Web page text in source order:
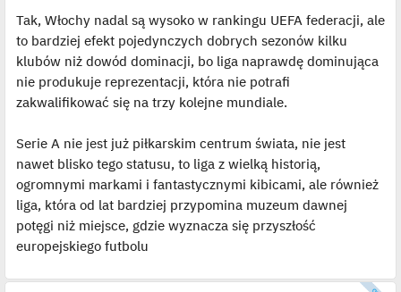
Tak, Włochy nadal są wysoko w rankingu UEFA federacji, ale
to bardziej efekt pojedynczych dobrych sezonów kilku
klubów niż dowód dominacji, bo liga naprawdę dominująca
nie produkuje reprezentacji, która nie potrafi
zakwalifikować się na trzy kolejne mundiale.
Serie A nie jest już piłkarskim centrum świata, nie jest
nawet blisko tego statusu, to liga z wielką historią,
ogromnymi markami i fantastycznymi kibicami, ale również
liga, która od lat bardziej przypomina muzeum dawnej
potęgi niż miejsce, gdzie wyznacza się przyszłość
europejskiego futbolu